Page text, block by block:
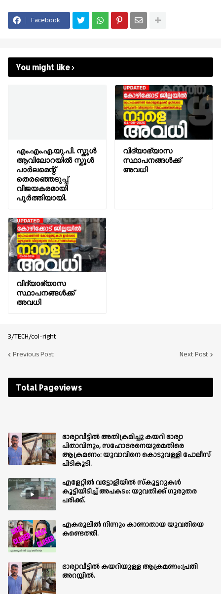
Facebook
You might like
എം.എം.എ.യു.പി. സ്കൂൾ
ആവിലോറയിൽ സ്കൂൾ
പാർലമെന്റ്
തെരഞ്ഞെടുപ്പ്
വിജയകരമായി
പൂർത്തിയായി.
വിദ്യാഭ്യാസ
സ്ഥാപനങ്ങൾക്ക്
അവധി
വിദ്യാഭ്യാസ
സ്ഥാപനങ്ങൾക്ക്
അവധി
3/TECH/col-right
Previous Post
Next Post
Total Pageviews
ഭാര്യാവീട്ടിൽ അതിക്രമിച്ചു കയറി ഭാര്യാ
പിതാവിനും, സഹോദരനെയുമെതിരെ
ആക്രമണം: യുവാവിനെ കൊടുവള്ളി പോലീസ്
പിടികൂടി.
എളേറ്റിൽ വട്ടോളിയിൽ സ്കൂട്ടറുകൾ
കൂട്ടിയിടിച്ച് അപകടം: യുവതിക്ക് ഗുരുതര
പരിക്ക്.
എകരൂലിൽ നിന്നും കാണാതായ യുവതിയെ
കണ്ടെത്തി.
ഭാര്യാവീട്ടിൽ കയറിയുള്ള ആക്രമണം:പ്രതി
അറസ്റ്റിൽ.